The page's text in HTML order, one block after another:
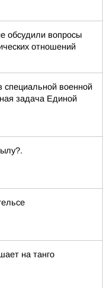
обсудили вопросы
отношений
специальной военной
задача Единой
на танго